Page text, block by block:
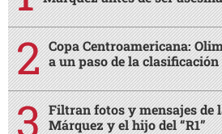
Copa Centroamericana:
a un paso de la clasificación
Filtran fotos y mensajes de
Márquez y el hijo del “R1”